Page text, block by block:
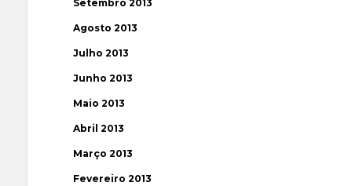
Setembro 2013
Agosto 2013
Julho 2013
Junho 2013
Maio 2013
Abril 2013
Março 2013
Fevereiro 2013